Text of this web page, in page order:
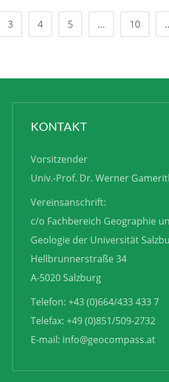
3 4 5 ... 10
KONTAKT
Vorsitzender
Univ.-Prof. Dr. Werner
Vereinsanschrift:
c/o Fachbereich Geographie
Geologie der Universität
Hellbrunnerstraße 34
A-5020 Salzburg
Telefon: +43 (0)664/433 433 7
Telefax: +49 (0)851/509-2732
E-mail: info@geocompass.at